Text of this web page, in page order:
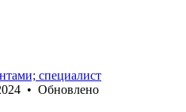
специалист
• Обновлено